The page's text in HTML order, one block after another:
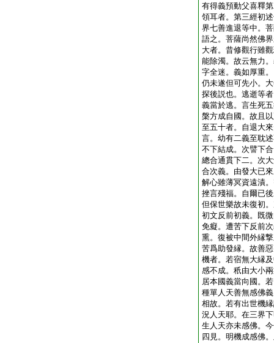
有得義預動父喜釋
領耳者。第三經初
界七善進退等中。
語之。菩薩尚然佛
大者。昔修觀行雖
能除濁。故云無力
字全迷。義如厚重
仍未遂但可先小。
探後説也。逃逝等
義當於逃。言生死
槃方成自國。故且
至五十者。自退大
言。幼有二義至耽
不下結成。次譬下
總合通貫下二。次
合次義。由發大已
解心雖薄冥資遠漬
挫言殘福。自爾已
但保世樂故未復初
初文反前初義。既
免癡。遭苦下反前
熏。復被中間外縁
苦爲助發縁。故善
機者。若宿無大縁
感不成。秖由大小
居本國義當向國。
種單人天善無感佛
相故。若有出世機
況人天耶。在三界
生人天亦未感佛。
四見。明機成感佛